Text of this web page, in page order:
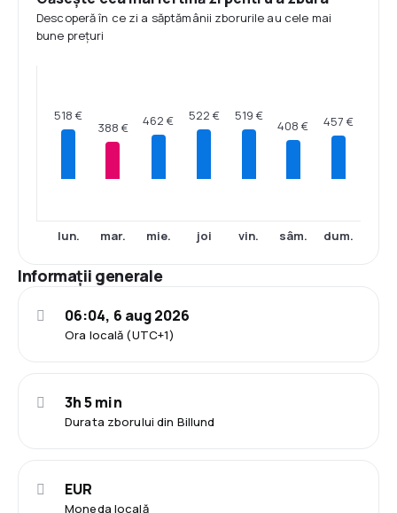
Descoperă în ce zi a săptămânii zborurile au cele mai
bune prețuri
518 €
lun.
388 €
mar.
462 €
mie.
522 €
joi
519 €
vin.
408 €
sâm.
457 €
dum.
Informații generale
Ora locală (UTC+1)
06:04, 6 aug 2026
Durata zborului din Billund
3h 5 min
Moneda locală
EUR